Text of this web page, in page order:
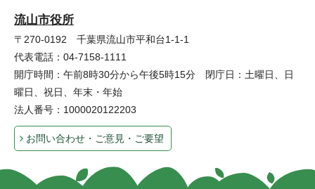
流山市役所
〒270-0192 千葉県流山市平和台1-1-1
代表電話：04-7158-1111
開庁時間：午前8時30分から午後5時15分 閉庁日：土曜日、日
曜日、祝日、年末・年始
法人番号：1000020122203
お問い合わせ・ご意見・ご要望